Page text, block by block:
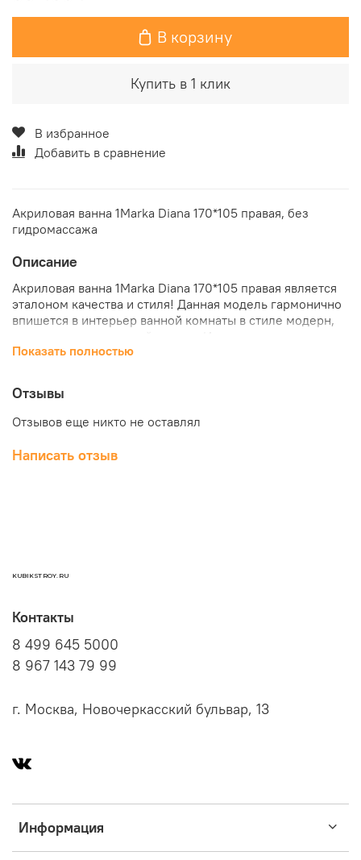
В корзину
Купить в 1 клик
В избранное
Добавить в сравнение
Акриловая ванна 1Marka Diana 170*105 правая, без
гидромассажа
Описание
Акриловая ванна 1Marka Diana 170*105 правая является
эталоном качества и стиля! Данная модель гармонично
впишется в интерьер ванной комнаты в стиле модерн,
акрила ванна, обладает высокой прочностью, а так же
любителей понежится в теплой воде. Купить ванну
1Marka Diana, а так же посмотреть другие модели
можно в нашем интернет-магазине «КубикСтрой».
Показать полностью
Отзывы
Отзывов еще никто не оставлял
Написать отзыв
KUBIKSTROY.RU
Информация
Контакты
8 499 645 5000
8 967 143 79 99
г. Москва, Новочеркасский бульвар, 13